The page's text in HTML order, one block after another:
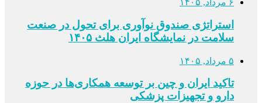
۶ مرداد, ۱۴۰۵
استراتژی صندوق نوآوری برای تحول در صنعت
سلامت در نمایشگاه ایران هلث ۱۴۰۵
۵ مرداد, ۱۴۰۵
تاکید ایران و چین بر توسعه همکاری‌ها در حوزه
دارو و تجهیزات پزشکی